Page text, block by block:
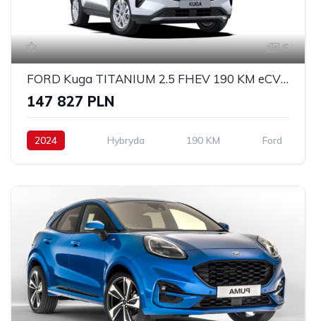
6
FORD Kuga TITANIUM 2.5 FHEV 190 KM eCVT FWD Titanium 5Dt
147 827 PLN
2024 Hybryda 190 KM Ford